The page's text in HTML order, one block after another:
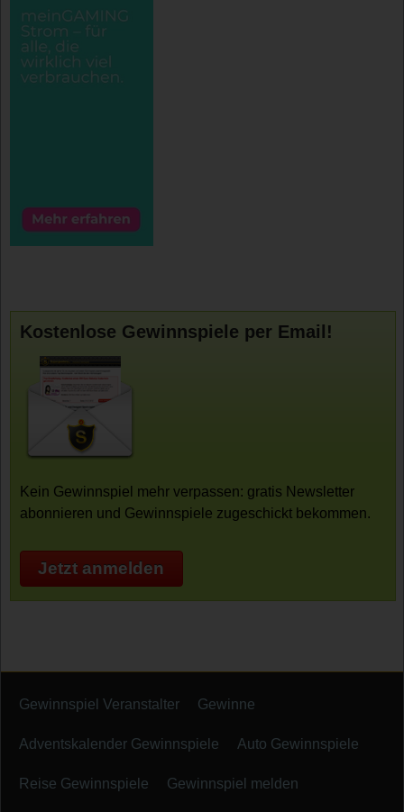
Kostenlose Gewinnspiele per Email!
Kein Gewinnspiel mehr verpassen: gratis Newsletter
abonnieren und Gewinnspiele zugeschickt bekommen.
Jetzt anmelden
Gewinnspiel Veranstalter Gewinne
Adventskalender Gewinnspiele Auto Gewinnspiele
Reise Gewinnspiele Gewinnspiel melden